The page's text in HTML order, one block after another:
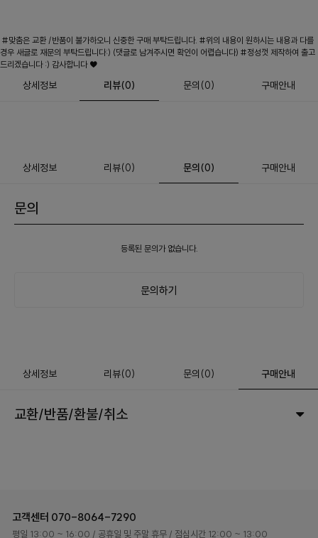
#맞춤은 교환 /반품이 불가하오니 신중한 구매 부탁드립니다. #위의 내용이 원하시는 내용과 다를
경우 새글로 재문의 부탁드립니다:) (댓글로 남겨주시면 확인이 어렵습니다) #정성껏 제작하여 출고
드리겠습니다 :) 감사합니다 ♥
상세정보 리뷰(0) 문의 (0) 구매안내
상세정보 리뷰(0) 문의(0) 구매안내
문의
등록된 문의가 없습니다.
문의하기
상세정보 리뷰(0) 문의 (0) 구매안내
교환/반품/환불/취소
고객센터 070-8064-7290
평일 13:00 ~ 16:00 / 공휴일 및 주말 휴무 / 점심시간 12:00 ~ 13:00